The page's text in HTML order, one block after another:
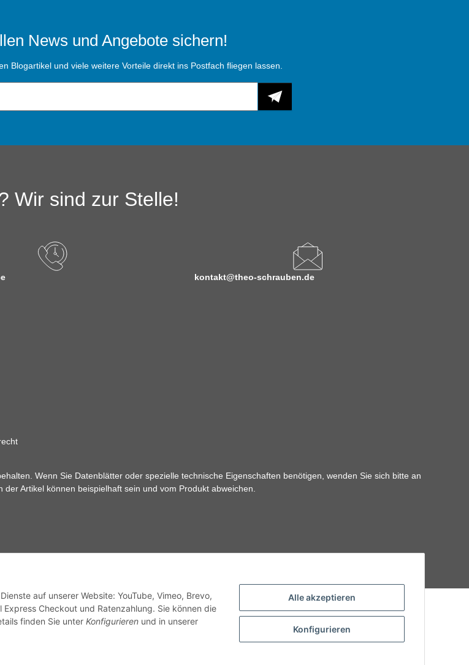
Alle akzeptieren
Konfigurieren
auf unserer Website: YouTube, Vimeo, Brevo,
Checkout und Ratenzahlung. Sie können die
finden Sie unter Konfigurieren und in unserer
News und Angebote sichern!
Blogartikel und viele weitere Vorteile direkt ins Postfach fliegen lassen.
Wir sind zur Stelle!
kontakt@theo-schrauben.de
Wenn Sie Datenblätter oder spezielle technische Eigenschaften benötigen, wenden Sie sich bitte an
Artikel können beispielhaft sein und vom Produkt abweichen.